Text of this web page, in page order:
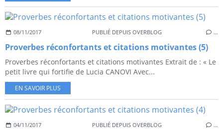
08/11/2017 PUBLIÉ DEPUIS OVERBLOG …
Proverbes réconfortants et citations motivantes (5)
Proverbes réconfortants et citations motivantes Extrait de : « Le
petit livre qui fortifie de Lucia CANOVI Avec...
EN SAVOIR PLUS
04/11/2017 PUBLIÉ DEPUIS OVERBLOG …